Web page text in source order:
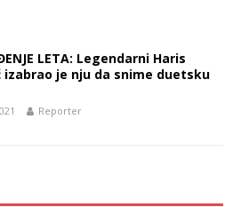
LETA: Legendarni Haris
izabrao je nju da snime duetsku
Reporter